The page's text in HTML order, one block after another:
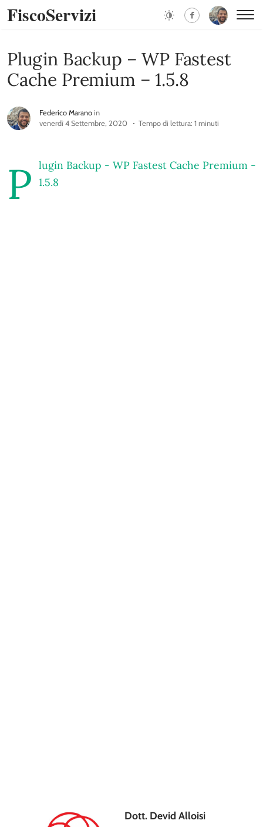
FiscoServizi
Plugin Backup – WP Fastest
Cache Premium – 1.5.8
Federico Marano in
venerdì 4 Settembre, 2020
Tempo di lettura: 1 minuti
P lugin Backup - WP Fastest Cache Premium -
1.5.8
Dott. Devid Alloisi